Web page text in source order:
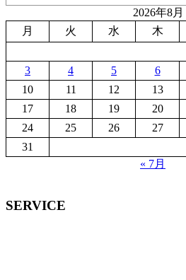
2026年8月
月
火 水 木
3
4 5 6
10
11 12 13
17
18 19 20
24
25 26 27
31
« 7月
SERVICE